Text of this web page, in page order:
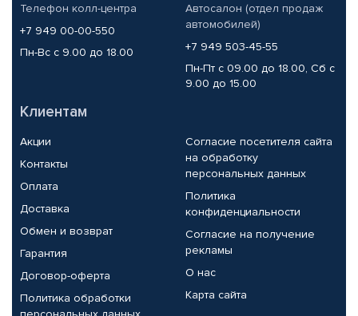
Телефон колл-центра
+7 949 00-00-550
Пн-Вс с 9.00 до 18.00
Автосалон (отдел продаж
автомобилей)
+7 949 503-45-55
Пн-Пт с 09.00 до 18.00, Сб с
9.00 до 15.00
Клиентам
Акции
Контакты
Оплата
Доставка
Обмен и возврат
Гарантия
Договор-оферта
Политика обработки
Согласие посетителя сайта
на обработку
персональных данных
Политика
конфиденциальности
Согласие на получение
рекламы
О нас
Карта сайта